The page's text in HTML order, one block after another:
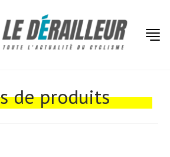
de produits